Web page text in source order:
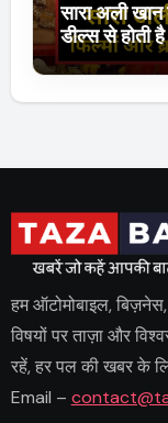
सारा अली
डील्स से होती
हम ऑटोमोबाइल,
विषयों पर ताज़ा और
रहें, हर पल की खबर के
Email –